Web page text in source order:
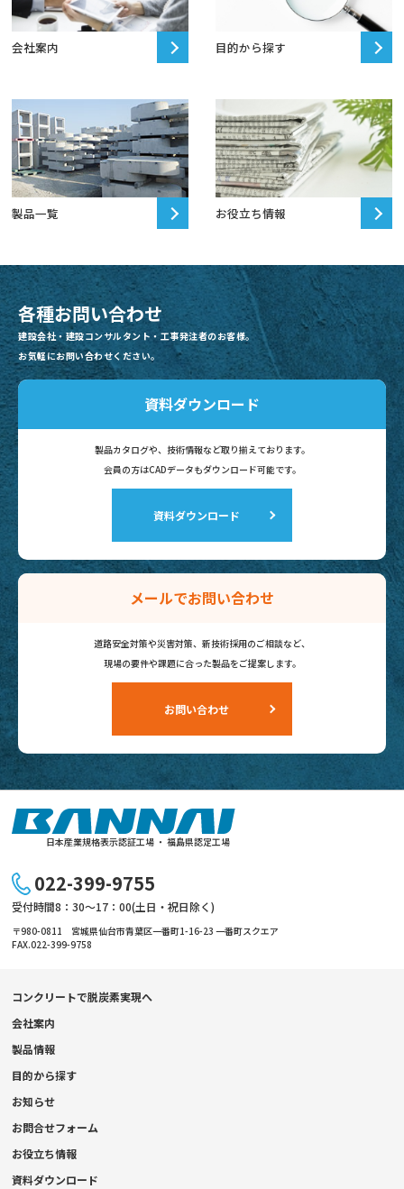
会社案内 目的から探す
製品一覧 お役立ち情報
各種お問い合わせ
建設会社・建設コンサルタント・工事発注者のお客様。
お気軽にお問い合わせください。
資料ダウンロード
製品カタログや、技術情報など取り揃えております。
会員の方はCADデータもダウンロード可能です。
資料ダウンロード
メールでお問い合わせ
道路安全対策や災害対策、新技術採用のご相談など、
現場の要件や課題に合った製品をご提案します。
お問い合わせ
日本産業規格表示認証工場 ・ 福島県認定工場
022-399-9755
受付時間8：30～17：00(土日・祝日除く)
〒980-0811 宮城県仙台市青葉区一番町1-16-23 一番町スクエア
FAX.022-399-9758
コンクリートで脱炭素実現へ
会社案内
製品情報
目的から探す
お知らせ
お問合せフォーム
お役立ち情報
資料ダウンロード